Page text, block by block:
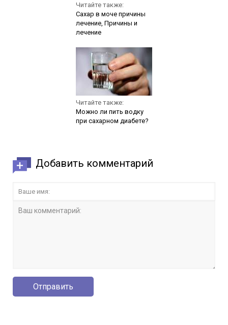
Читайте также:
Сахар в моче причины
лечение, Причины и
лечение
Читайте также:
Можно ли пить водку
при сахарном диабете?
Добавить комментарий